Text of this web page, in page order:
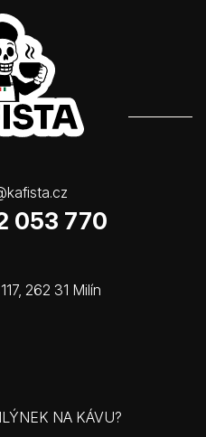
kafista.cz
053 770
262 31 Milín
NA KÁVU?